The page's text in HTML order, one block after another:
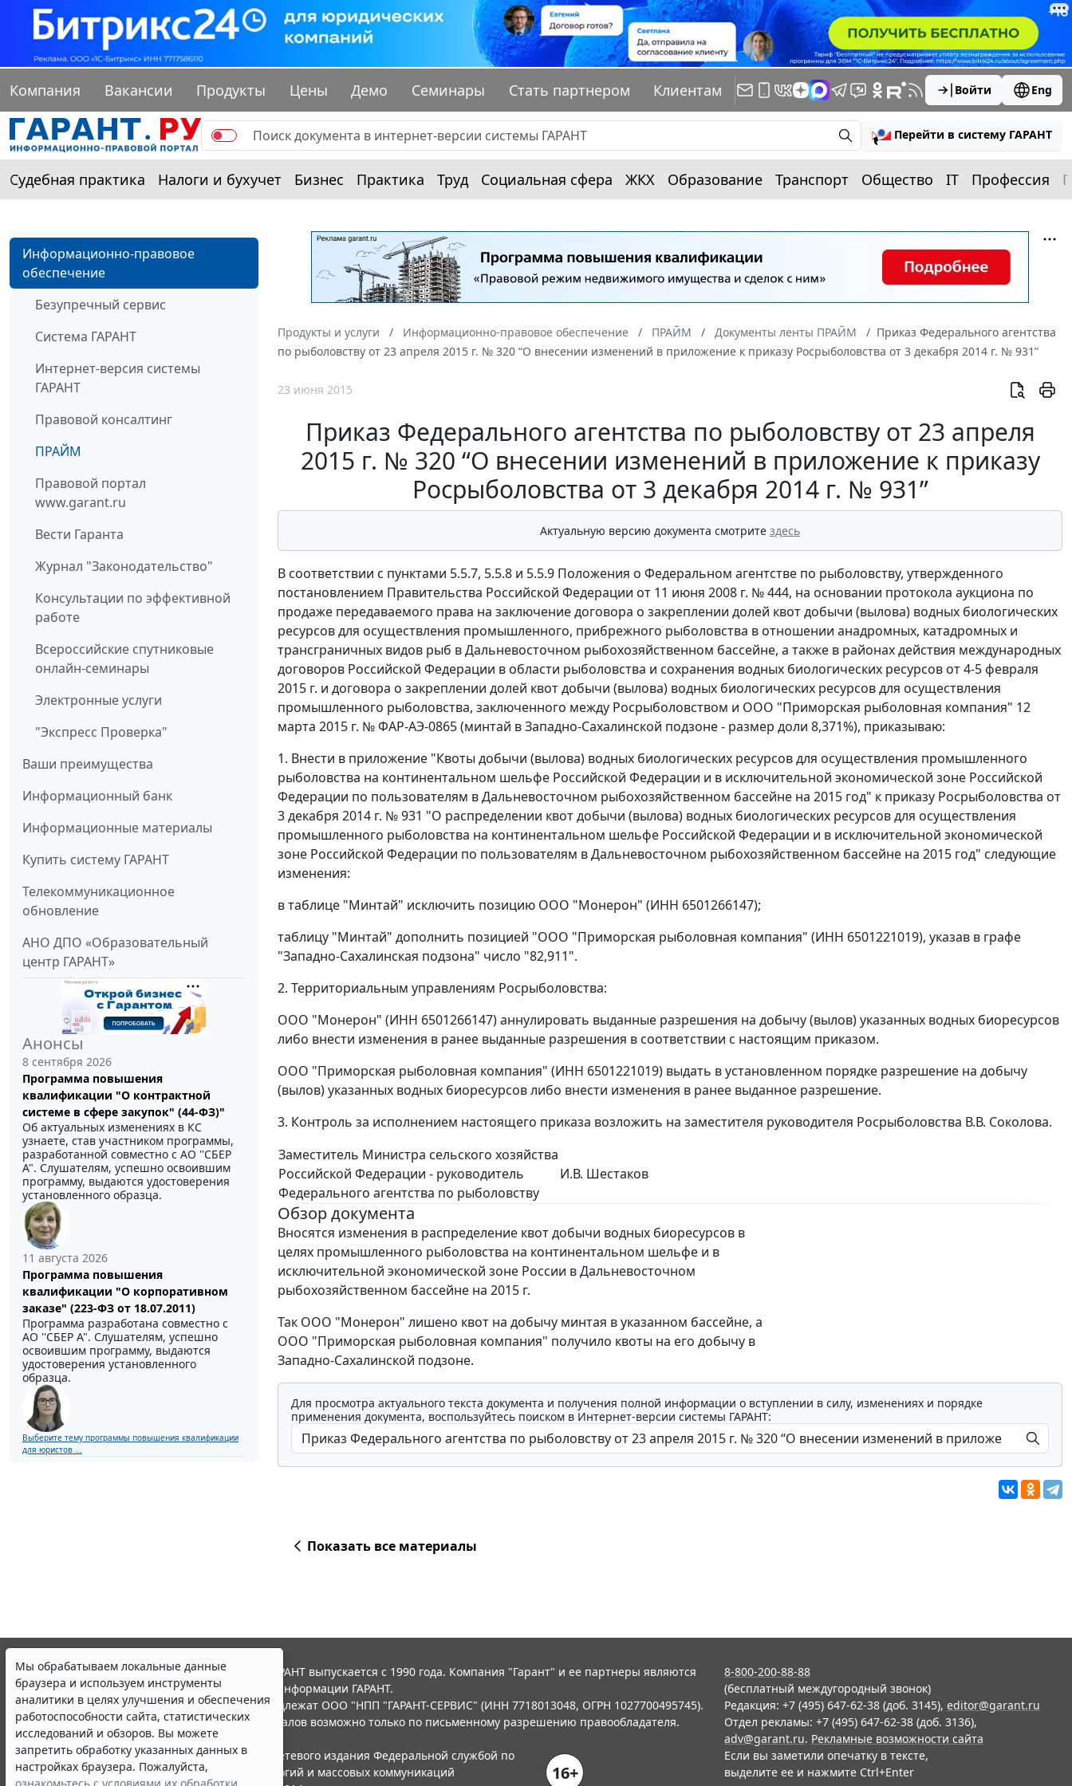
Компания Вакансии Продукты Цены Демо Семинары Стать партнером Клиентам Войти Eng
Перейти в систему ГАРАНТ
Судебная практика Налоги и бухучет Бизнес Практика Труд Социальная сфера ЖКХ Образование Транспорт Общество IT Профессия
Информационно-правовое
обеспечение
Безупречный сервис
Система ГАРАНТ
Интернет-версия системы
ГАРАНТ
Правовой консалтинг
ПРАЙМ
Правовой портал
www.garant.ru
Вести Гаранта
Журнал "Законодательство"
Консультации по эффективной
работе
Всероссийские спутниковые
онлайн-семинары
Электронные услуги
"Экспресс Проверка"
Ваши преимущества
Информационный банк
Информационные материалы
Купить систему ГАРАНТ
Телекоммуникационное
обновление
АНО ДПО «Образовательный
центр ГАРАНТ»
Анонсы
8 сентября 2026
Программа повышения
квалификации "О контрактной
системе в сфере закупок" (44-ФЗ)"
Об актуальных изменениях в КС
узнаете, став участником программы,
разработанной совместно с АО ''СБЕР
А". Слушателям, успешно освоившим
программу, выдаются удостоверения
установленного образца.
11 августа 2026
Программа повышения
квалификации "О корпоративном
заказе" (223-ФЗ от 18.07.2011)
Программа разработана совместно с
АО ''СБЕР А". Слушателям, успешно
освоившим программу, выдаются
удостоверения установленного
образца.
Выберите тему программы повышения квалификации
для юристов ...
Продукты и услуги Информационно-правовое обеспечение ПРАЙМ Документы ленты ПРАЙМ
Приказ Федерального агентства
по рыболовству от 23 апреля 2015 г. № 320 “О внесении изменений в приложение к приказу Росрыболовства от 3 декабря 2014 г. № 931”
23 июня 2015
Приказ Федерального агентства по рыболовству от 23 апреля
2015 г. № 320 “О внесении изменений в приложение к приказу
Росрыболовства от 3 декабря 2014 г. № 931”
Актуальную версию документа смотрите здесь
В соответствии с пунктами 5.5.7, 5.5.8 и 5.5.9 Положения о Федеральном агентстве по рыболовству, утвержденного
постановлением Правительства Российской Федерации от 11 июня 2008 г. № 444, на основании протокола аукциона по
продаже передаваемого права на заключение договора о закреплении долей квот добычи (вылова) водных биологических
ресурсов для осуществления промышленного, прибрежного рыболовства в отношении анадромных, катадромных и
трансграничных видов рыб в Дальневосточном рыбохозяйственном бассейне, а также в районах действия международных
договоров Российской Федерации в области рыболовства и сохранения водных биологических ресурсов от 4-5 февраля
2015 г. и договора о закреплении долей квот добычи (вылова) водных биологических ресурсов для осуществления
промышленного рыболовства, заключенного между Росрыболовством и ООО "Приморская рыболовная компания" 12
марта 2015 г. № ФАР-АЭ-0865 (минтай в Западно-Сахалинской подзоне - размер доли 8,371%), приказываю:
1. Внести в приложение "Квоты добычи (вылова) водных биологических ресурсов для осуществления промышленного
рыболовства на континентальном шельфе Российской Федерации и в исключительной экономической зоне Российской
Федерации по пользователям в Дальневосточном рыбохозяйственном бассейне на 2015 год" к приказу Росрыболовства от
3 декабря 2014 г. № 931 "О распределении квот добычи (вылова) водных биологических ресурсов для осуществления
промышленного рыболовства на континентальном шельфе Российской Федерации и в исключительной экономической
зоне Российской Федерации по пользователям в Дальневосточном рыбохозяйственном бассейне на 2015 год" следующие
изменения:
в таблице "Минтай" исключить позицию ООО "Монерон" (ИНН 6501266147);
таблицу "Минтай" дополнить позицией "ООО "Приморская рыболовная компания" (ИНН 6501221019), указав в графе
"Западно-Сахалинская подзона" число "82,911".
2. Территориальным управлениям Росрыболовства:
ООО "Монерон" (ИНН 6501266147) аннулировать выданные разрешения на добычу (вылов) указанных водных биоресурсов
либо внести изменения в ранее выданные разрешения в соответствии с настоящим приказом.
ООО "Приморская рыболовная компания" (ИНН 6501221019) выдать в установленном порядке разрешение на добычу
(вылов) указанных водных биоресурсов либо внести изменения в ранее выданное разрешение.
3. Контроль за исполнением настоящего приказа возложить на заместителя руководителя Росрыболовства В.В. Соколова.
Заместитель Министра сельского хозяйства
Российской Федерации - руководитель
Федерального агентства по рыболовству
И.В. Шестаков
Обзор документа
Вносятся изменения в распределение квот добычи водных биоресурсов в
целях промышленного рыболовства на континентальном шельфе и в
исключительной экономической зоне России в Дальневосточном
рыбохозяйственном бассейне на 2015 г.
Так ООО "Монерон" лишено квот на добычу минтая в указанном бассейне, а
ООО "Приморская рыболовная компания" получило квоты на его добычу в
Западно-Сахалинской подзоне.
Для просмотра актуального текста документа и получения полной информации о вступлении в силу, изменениях и порядке
применения документа, воспользуйтесь поиском в Интернет-версии системы ГАРАНТ:
Показать все материалы
Мы обрабатываем локальные данные
браузера и используем инструменты
аналитики в целях улучшения и обеспечения
работоспособности сайта, статистических
исследований и обзоров. Вы можете
запретить обработку указанных данных в
настройках браузера. Пожалуйста,
© ООО "НПП "ГАРАНТ-СЕРВИС", 2026. Система ГАРАНТ выпускается с 1990 года. Компания "Гарант" и ее партнеры являются
участниками Российской ассоциации правовой информации ГАРАНТ.
Все права на материалы сайта ГАРАНТ.РУ принадлежат ООО "НПП "ГАРАНТ-СЕРВИС" (ИНН 7718013048, ОГРН 1027700495745).
Полное или частичное воспроизведение материалов возможно только по письменному разрешению правообладателя.
Правила использования портала.
Портал ГАРАНТ.РУ зарегистрирован в качестве сетевого издания Федеральной службой по
надзору в сфере связи,информационных технологий и массовых коммуникаций
16+
8-800-200-88-88
(бесплатный междугородный звонок)
Редакция: +7 (495) 647-62-38 (доб. 3145), editor@garant.ru
Отдел рекламы: +7 (495) 647-62-38 (доб. 3136),
adv@garant.ru. Рекламные возможности сайта
Если вы заметили опечатку в тексте,
выделите ее и нажмите Ctrl+Enter